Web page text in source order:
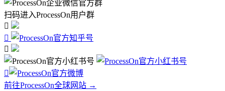
扫码进入ProcessOn用户群




前往ProcessOn全球网站 →